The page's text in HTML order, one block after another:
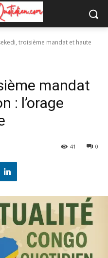
troisième mandat et haute
mandat
: l’orage
0
41